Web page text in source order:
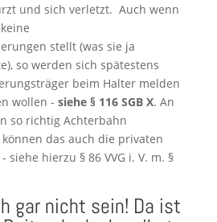
und sich verletzt. Auch wenn
stellt (was sie ja
so werden sich spätestens
beim Halter melden
wollen - siehe § 116 SGB X. An
so richtig Achterbahn
das auch die privaten
siehe hierzu § 86 VVG i. V. m. §
gar nicht sein! Da ist